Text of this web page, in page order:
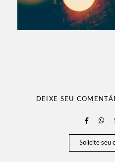
DEIXE SEU
Solicite seu